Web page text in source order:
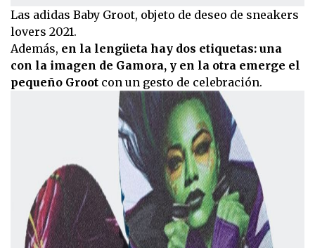
Las adidas Baby Groot, objeto de deseo de sneakers
lovers 2021.
Además, en la lengüeta hay dos etiquetas: una
con la imagen de Gamora, y en la otra emerge el
pequeño Groot con un gesto de celebración.